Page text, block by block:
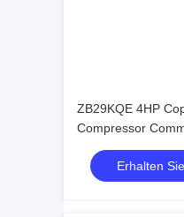
ZB29KQE 4HP
Compressor
Condensing Unit
Unit for Cold Room
Erhalten